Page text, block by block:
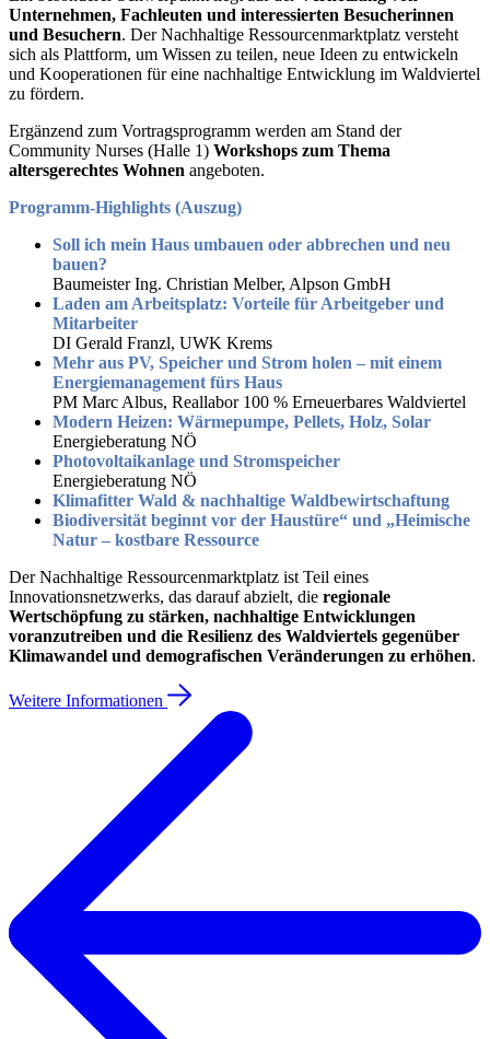
Unternehmen, Fachleuten und interessierten Besucherinnen
und Besuchern. Der Nachhaltige Ressourcenmarktplatz versteht
sich als Plattform, um Wissen zu teilen, neue Ideen zu entwickeln
und Kooperationen für eine nachhaltige Entwicklung im Waldviertel
zu fördern.
Ergänzend zum Vortragsprogramm werden am Stand der
Community Nurses (Halle 1) Workshops zum Thema
altersgerechtes Wohnen angeboten.
Programm-Highlights (Auszug)
Soll ich mein Haus umbauen oder abbrechen und neu
bauen?
Baumeister Ing. Christian Melber, Alpson GmbH
Laden am Arbeitsplatz: Vorteile für Arbeitgeber und
Mitarbeiter
DI Gerald Franzl, UWK Krems
Mehr aus PV, Speicher und Strom holen – mit einem
Energiemanagement fürs Haus
PM Marc Albus, Reallabor 100 % Erneuerbares Waldviertel
Modern Heizen: Wärmepumpe, Pellets, Holz, Solar
Energieberatung NÖ
Photovoltaikanlage und Stromspeicher
Energieberatung NÖ
Klimafitter Wald & nachhaltige Waldbewirtschaftung
Biodiversität beginnt vor der Haustüre“ und „Heimische
Natur – kostbare Ressource
Der Nachhaltige Ressourcenmarktplatz ist Teil eines
Innovationsnetzwerks, das darauf abzielt, die regionale
Wertschöpfung zu stärken, nachhaltige Entwicklungen
voranzutreiben und die Resilienz des Waldviertels gegenüber
Klimawandel und demografischen Veränderungen zu erhöhen.
Weitere Informationen